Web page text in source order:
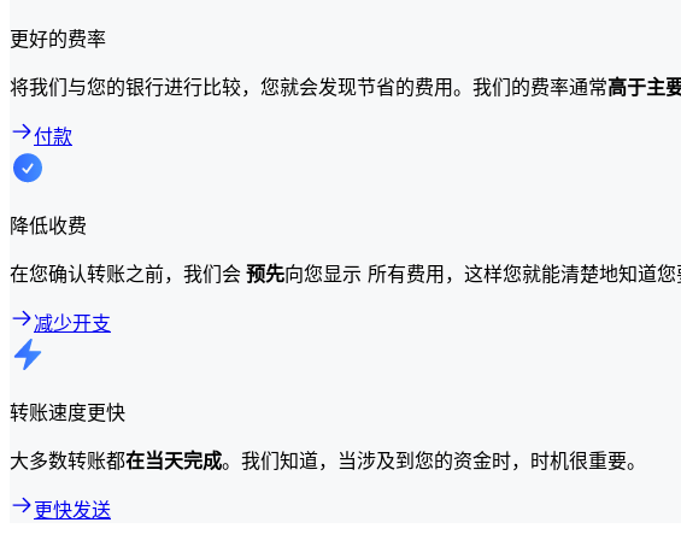
更好的费率
将我们与您的银行进行比较，您就会发现节省的费用。我们的费率通常高于主
付款
降低收费
在您确认转账之前，我们会 预先向您显示 所有费用，这样您就能清楚地知道
减少开支
转账速度更快
大多数转账都在当天完成。我们知道，当涉及到您的资金时，时机很重要。
更快发送